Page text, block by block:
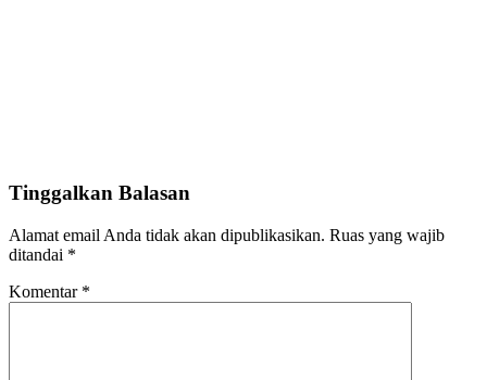
Tinggalkan Balasan
Alamat email Anda tidak akan dipublikasikan. Ruas yang wajib
ditandai *
Komentar *